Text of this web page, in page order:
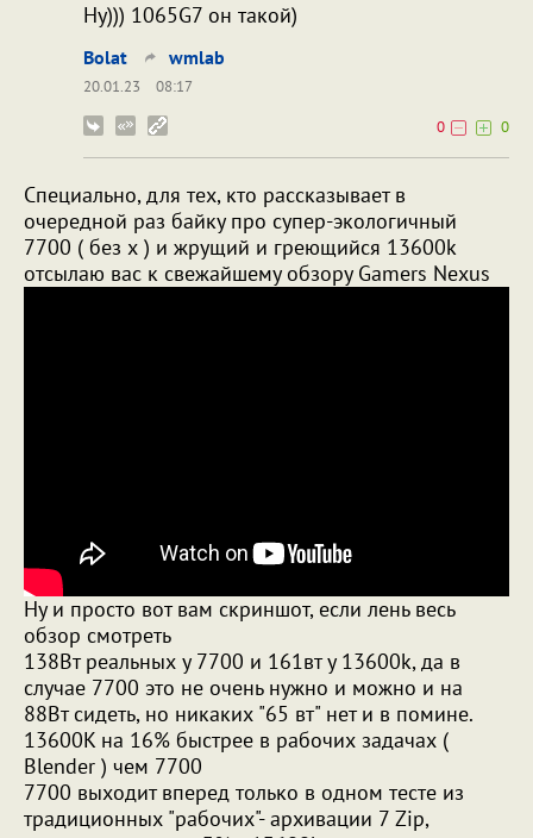
Ну))) 1065G7 он такой)
Bolat wmlab
20.01.23
08:17
0
0
Специально, для тех, кто рассказывает в
очередной раз байку про супер-экологичный
7700 ( без х ) и жрущий и греющийся 13600k
отсылаю вас к свежайшему обзору Gamers Nexus
Ну и просто вот вам скриншот, если лень весь
обзор смотреть
138Вт реальных у 7700 и 161вт у 13600k, да в
случае 7700 это не очень нужно и можно и на
88Вт сидеть, но никаких "65 вт" нет и в помине.
13600K на 16% быстрее в рабочих задачах (
Blender ) чем 7700
7700 выходит вперед только в одном тесте из
традиционных "рабочих"- архивации 7 Zip,